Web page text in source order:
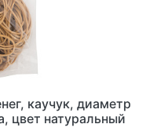
каучук, диаметр
цвет натуральный